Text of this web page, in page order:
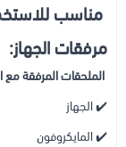
مناسب
مرفقات الجهاز:
الملحقات المرفقة مع
✔️ الجهاز
✔️ المايكروفون